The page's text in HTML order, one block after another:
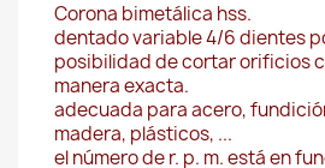
Corona bimetálica hss.
dentado variable 4/6 dientes
posibilidad de cortar orificios
manera exacta.
adecuada para acero,
madera, plásticos, ...
el número de r. p. m. está en